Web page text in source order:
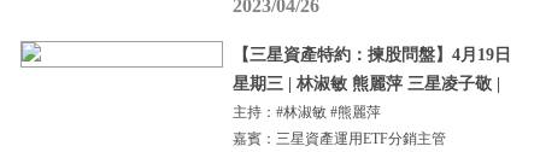
2023/04/26
【三星資產特約：揀股問盤】4月19日
星期三 | 林淑敏 熊麗萍 三星凌子敬 |
主持：#林淑敏 #熊麗萍
嘉賓：三星資產運用ETF分銷主管